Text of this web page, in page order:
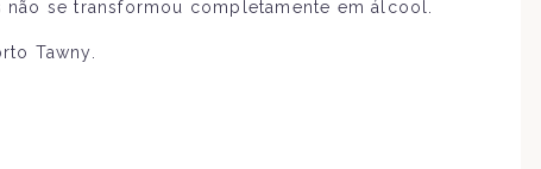
se transformou completamente em álcool.
Tawny.